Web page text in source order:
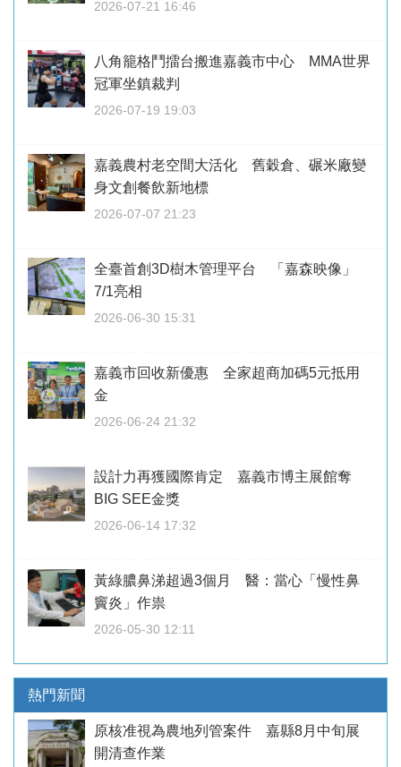
2026-07-21 16:46
八角籠格鬥擂台搬進嘉義市中心 MMA世界
冠軍坐鎮裁判
2026-07-19 19:03
嘉義農村老空間大活化 舊穀倉、碾米廠變
身文創餐飲新地標
2026-07-07 21:23
全臺首創3D樹木管理平台 「嘉森映像」
7/1亮相
2026-06-30 15:31
嘉義市回收新優惠 全家超商加碼5元抵用
金
2026-06-24 21:32
設計力再獲國際肯定 嘉義市博主展館奪
BIG SEE金獎
2026-06-14 17:32
黃綠膿鼻涕超過3個月 醫：當心「慢性鼻
竇炎」作祟
2026-05-30 12:11
熱門新聞
原核准視為農地列管案件 嘉縣8月中旬展
開清查作業